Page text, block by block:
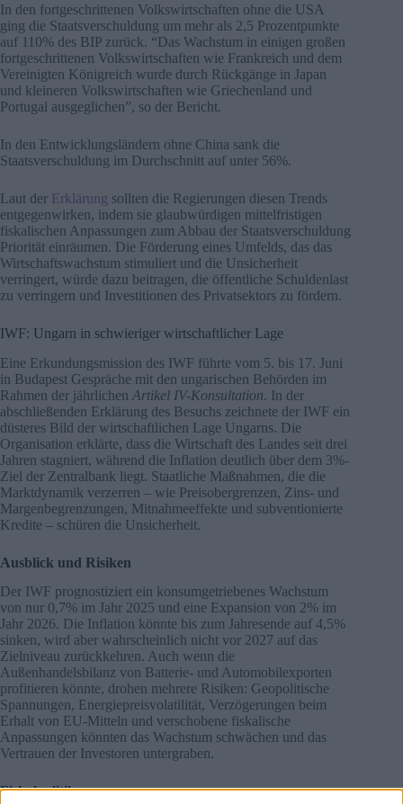
In den fortgeschrittenen Volkswirtschaften ohne die USA
ging die Staatsverschuldung um mehr als 2,5 Prozentpunkte
auf 110% des BIP zurück. “Das Wachstum in einigen großen
fortgeschrittenen Volkswirtschaften wie Frankreich und dem
Vereinigten Königreich wurde durch Rückgänge in Japan
und kleineren Volkswirtschaften wie Griechenland und
Portugal ausgeglichen”, so der Bericht.
In den Entwicklungsländern ohne China sank die
Staatsverschuldung im Durchschnitt auf unter 56%.
Laut der Erklärung sollten die Regierungen diesen Trends
entgegenwirken, indem sie glaubwürdigen mittelfristigen
fiskalischen Anpassungen zum Abbau der Staatsverschuldung
Priorität einräumen. Die Förderung eines Umfelds, das das
Wirtschaftswachstum stimuliert und die Unsicherheit
verringert, würde dazu beitragen, die öffentliche Schuldenlast
zu verringern und Investitionen des Privatsektors zu fördern.
IWF: Ungarn in schwieriger wirtschaftlicher Lage
Eine Erkundungsmission des IWF führte vom 5. bis 17. Juni
in Budapest Gespräche mit den ungarischen Behörden im
Rahmen der jährlichen Artikel IV-Konsultation. In der
abschließenden Erklärung des Besuchs zeichnete der IWF ein
düsteres Bild der wirtschaftlichen Lage Ungarns. Die
Organisation erklärte, dass die Wirtschaft des Landes seit drei
Jahren stagniert, während die Inflation deutlich über dem 3%-
Ziel der Zentralbank liegt. Staatliche Maßnahmen, die die
Marktdynamik verzerren – wie Preisobergrenzen, Zins- und
Margenbegrenzungen, Mitnahmeeffekte und subventionierte
Kredite – schüren die Unsicherheit.
Ausblick und Risiken
Der IWF prognostiziert ein konsumgetriebenes Wachstum
von nur 0,7% im Jahr 2025 und eine Expansion von 2% im
Jahr 2026. Die Inflation könnte bis zum Jahresende auf 4,5%
sinken, wird aber wahrscheinlich nicht vor 2027 auf das
Zielniveau zurückkehren. Auch wenn die
Außenhandelsbilanz von Batterie- und Automobilexporten
profitieren könnte, drohen mehrere Risiken: Geopolitische
Spannungen, Energiepreisvolatilität, Verzögerungen beim
Erhalt von EU-Mitteln und verschobene fiskalische
Anpassungen könnten das Wachstum schwächen und das
Vertrauen der Investoren untergraben.
Fiskalpolitik